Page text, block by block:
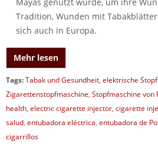
Tradition, Wunden mit
sich auch in Europa.
Mehr lesen
Tags:Tabak und Gesundheit, elektrische
Zigarettenstopfmaschine, Stopfmaschine von
health, electric cigarette injector, cigarette
salud, entubadora eléctrica, entubadora de
cigarrillos